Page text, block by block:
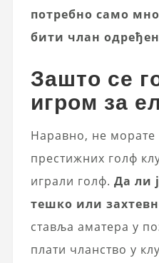
потребно само
бити члан
Зашто се
игром за
Наравно, не морате
престижних голф
играли голф. Да ли
тешко или
ставља аматера у
плати чланство у